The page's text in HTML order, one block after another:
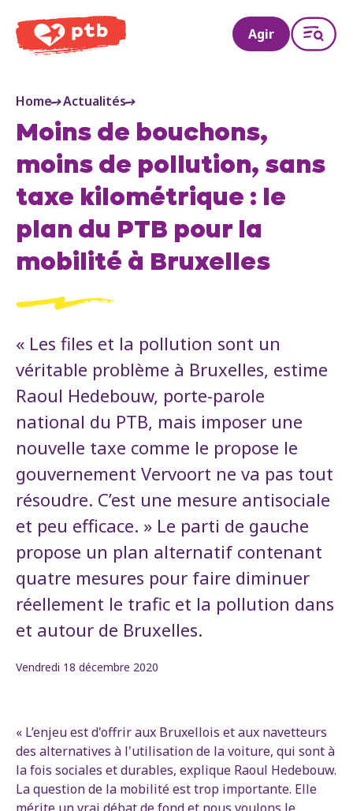
PTB
Agir
Home Actualités
Moins de bouchons,
moins de pollution, sans
taxe kilométrique : le
plan du PTB pour la
mobilité à Bruxelles
« Les files et la pollution sont un
véritable problème à Bruxelles, estime
Raoul Hedebouw, porte-parole
national du PTB, mais imposer une
nouvelle taxe comme le propose le
gouvernement Vervoort ne va pas tout
résoudre. C’est une mesure antisociale
et peu efficace. » Le parti de gauche
propose un plan alternatif contenant
quatre mesures pour faire diminuer
réellement le trafic et la pollution dans
et autour de Bruxelles.
Vendredi 18 décembre 2020
« L’enjeu est d'offrir aux Bruxellois et aux navetteurs
des alternatives à l'utilisation de la voiture, qui sont à
la fois sociales et durables, explique Raoul Hedebouw.
La question de la mobilité est trop importante. Elle